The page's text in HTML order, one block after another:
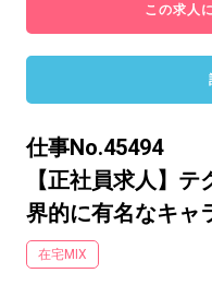
この求人
仕事No.45494
【正社員求人】
界的に有名なキャ
在宅MIX